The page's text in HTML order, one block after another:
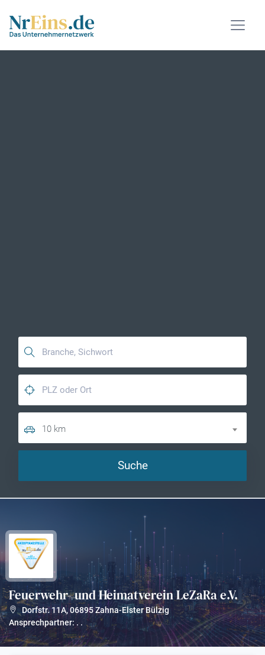
10 km
Suche
Feuerwehr- und Heimatverein LeZaRa e.V. ?
Dorfstr. 11A,06895Zahna-Elster Bülzig
Ansprechpartner: . .